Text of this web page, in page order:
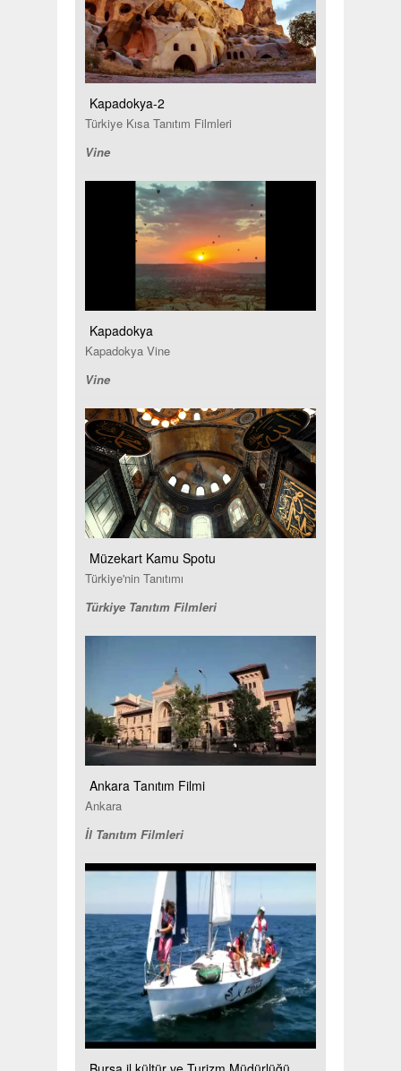
Kapadokya-2
Türkiye Kısa Tanıtım Filmleri
Vine
Kapadokya
Kapadokya Vine
Vine
Müzekart Kamu Spotu
Türkiye'nin Tanıtımı
Türkiye Tanıtım Filmleri
Ankara Tanıtım Filmi
Ankara
İl Tanıtım Filmleri